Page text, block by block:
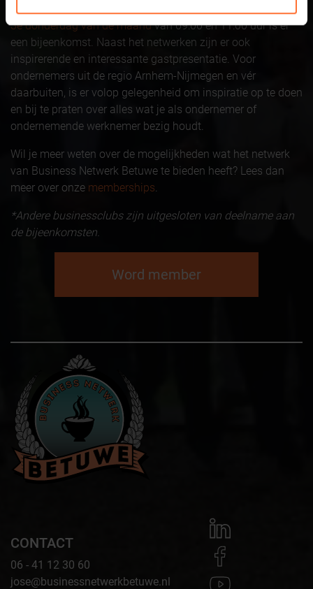
elkaar treffen in een open en ongedwongen setting. Iedere
3e donderdag van de maandvan 09:00 en 11:00 uur is er
een bijeenkomst. Naast het netwerken zijn er ook
inspirerende en interessante gastpresentatie. Voor
ondernemers uit de regio Arnhem-Nijmegen en vér
daarbuiten, is er volop gelegenheid om inspiratie op te doen
en bij te praten over alles wat je als ondernemer of
ondernemende werknemer bezig houdt.
Wil je meer weten over de mogelijkheden wat het netwerk
van Business Netwerk Betuwe te bieden heeft? Lees dan
meer over onze memberships.
*Andere businessclubs zijn uitgesloten van deelname aan
de bijeenkomsten.
Word member
CONTACT
06 - 41 12 30 60
jose@businessnetwerkbetuwe.nl